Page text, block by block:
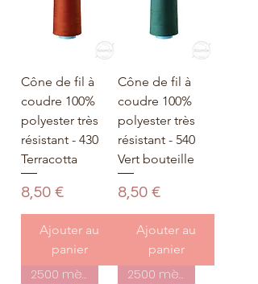
Cône de fil à
coudre 100%
polyester très
résistant - 430
Terracotta
Prix
8,50 €
Ajouter au
panier
Cône de fil à
coudre 100%
polyester très
résistant - 540
Vert bouteille
Prix
8,50 €
Ajouter au
panier
2500 mètres 2500 mètres